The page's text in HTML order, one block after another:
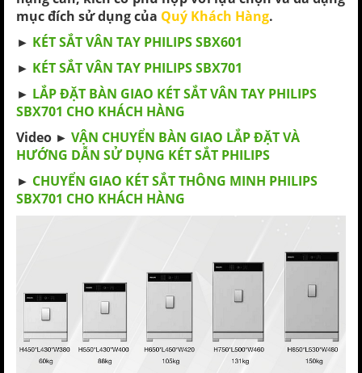
mục đích sử dụng của Quý Khách Hàng.
► KÉT SẮT VÂN TAY PHILIPS SBX601
► KÉT SẮT VÂN TAY PHILIPS SBX701
► LẮP ĐẶT BÀN GIAO KÉT SẮT VÂN TAY PHILIPS
SBX701 CHO KHÁCH HÀNG
Video ► VẬN CHUYỂN BÀN GIAO LẮP ĐẶT VÀ
HƯỚNG DẪN SỬ DỤNG KÉT SẮT PHILIPS
► CHUYỂN GIAO KÉT SẮT THÔNG MINH PHILIPS
SBX701 CHO KHÁCH HÀNG